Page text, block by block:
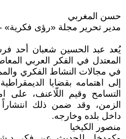
حسن المغربي
مدير تحرير مجلة «رؤى فكرية» -
يُعد عبد الحسين شعبان أحد
المعتدل في الفكر العربي
في مجالات النشاط الفكري
إلى اهتمامه بقضايا
التسامح وقيم اللّاعنف،
الزمن، وقد ضمن ذلك انتشاراً
داخل بلده وخارجه.
منصور الكيخيا